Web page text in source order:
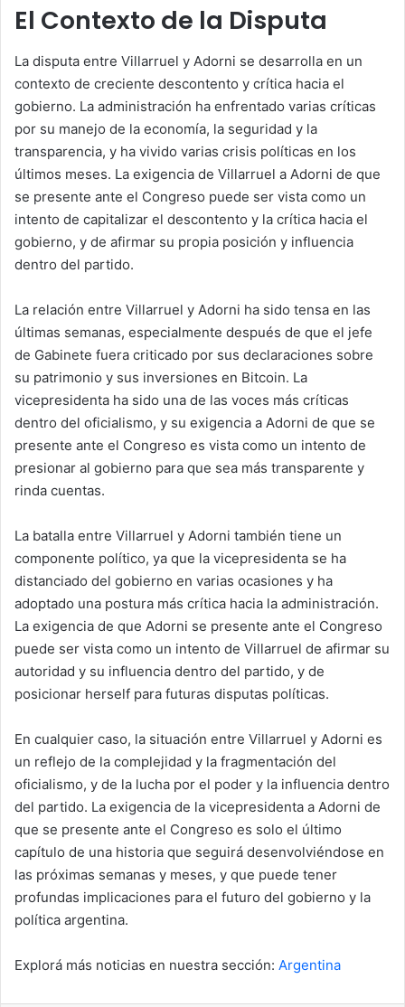
El Contexto de la Disputa
La disputa entre Villarruel y Adorni se desarrolla en un
contexto de creciente descontento y crítica hacia el
gobierno. La administración ha enfrentado varias críticas
por su manejo de la economía, la seguridad y la
transparencia, y ha vivido varias crisis políticas en los
últimos meses. La exigencia de Villarruel a Adorni de que
se presente ante el Congreso puede ser vista como un
intento de capitalizar el descontento y la crítica hacia el
gobierno, y de afirmar su propia posición y influencia
dentro del partido.
La relación entre Villarruel y Adorni ha sido tensa en las
últimas semanas, especialmente después de que el jefe
de Gabinete fuera criticado por sus declaraciones sobre
su patrimonio y sus inversiones en Bitcoin. La
vicepresidenta ha sido una de las voces más críticas
dentro del oficialismo, y su exigencia a Adorni de que se
presente ante el Congreso es vista como un intento de
presionar al gobierno para que sea más transparente y
rinda cuentas.
La batalla entre Villarruel y Adorni también tiene un
componente político, ya que la vicepresidenta se ha
distanciado del gobierno en varias ocasiones y ha
adoptado una postura más crítica hacia la administración.
La exigencia de que Adorni se presente ante el Congreso
puede ser vista como un intento de Villarruel de afirmar su
autoridad y su influencia dentro del partido, y de
posicionar herself para futuras disputas políticas.
En cualquier caso, la situación entre Villarruel y Adorni es
un reflejo de la complejidad y la fragmentación del
oficialismo, y de la lucha por el poder y la influencia dentro
del partido. La exigencia de la vicepresidenta a Adorni de
que se presente ante el Congreso es solo el último
capítulo de una historia que seguirá desenvolviéndose en
las próximas semanas y meses, y que puede tener
profundas implicaciones para el futuro del gobierno y la
política argentina.
Explorá más noticias en nuestra sección: Argentina